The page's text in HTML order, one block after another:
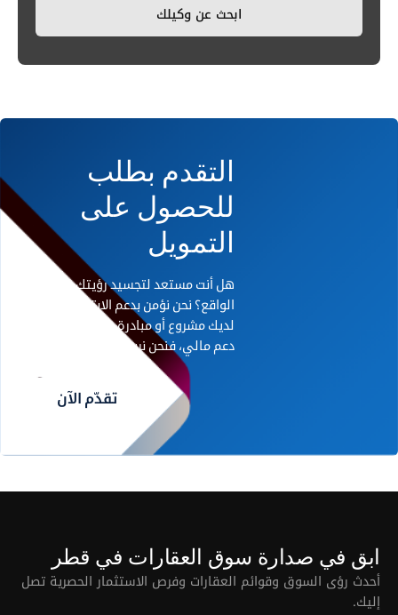
ابحث عن وكيلك
التقدم بطلب
للحصول على
التمويل
هل أنت مستعد لتجسيد رؤيتك على أرض
الواقع؟ نحن نؤمن بدعم الابتكار. إذا كان
لديك مشروع أو مبادرة رائدة تحتاج إلى
دعم مالي، فنحن نريد أن نسمع منك.
تقدّم الآن
ابق في صدارة سوق العقارات في قطر
أحدث رؤى السوق وقوائم العقارات وفرص الاستثمار الحصرية تصل
إليك.